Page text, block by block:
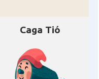
Caga Tió